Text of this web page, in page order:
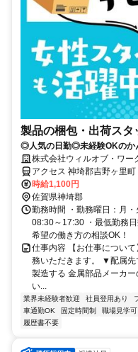
製品の梱包・出荷スタ
◎人気の日勤◎未経験OKのか
車場完備】
株式会社ウィルオブ・ワー
アクセス 神埼郡吉野ヶ里
定)◎当月中・翌月入社大歓
時給1,100円
佐賀県神埼郡
勤務時間 ・勤務曜日：月
08:30～17:30 ・最低勤務
希望の働き方の相談OK！
仕事内容 【お仕事につい
務いただきます。 ▼配属先
製造する 金属部品メーカ
い...
業界未経験者歓迎 社員登用あり
車通勤OK
固定時間制 職場見学可
履歴書不要